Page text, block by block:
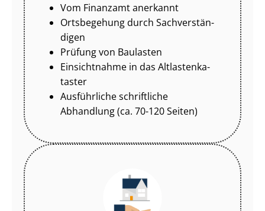
Vom Finanzamt anerkannt
Ortsbegehung durch Sach­ver­stän­
di­gen
Prüfung von Baulasten
Einsichtnahme in das Alt­las­ten­ka­
tas­ter
Ausführliche schriftliche
Abhandlung (ca. 70-120 Seiten)